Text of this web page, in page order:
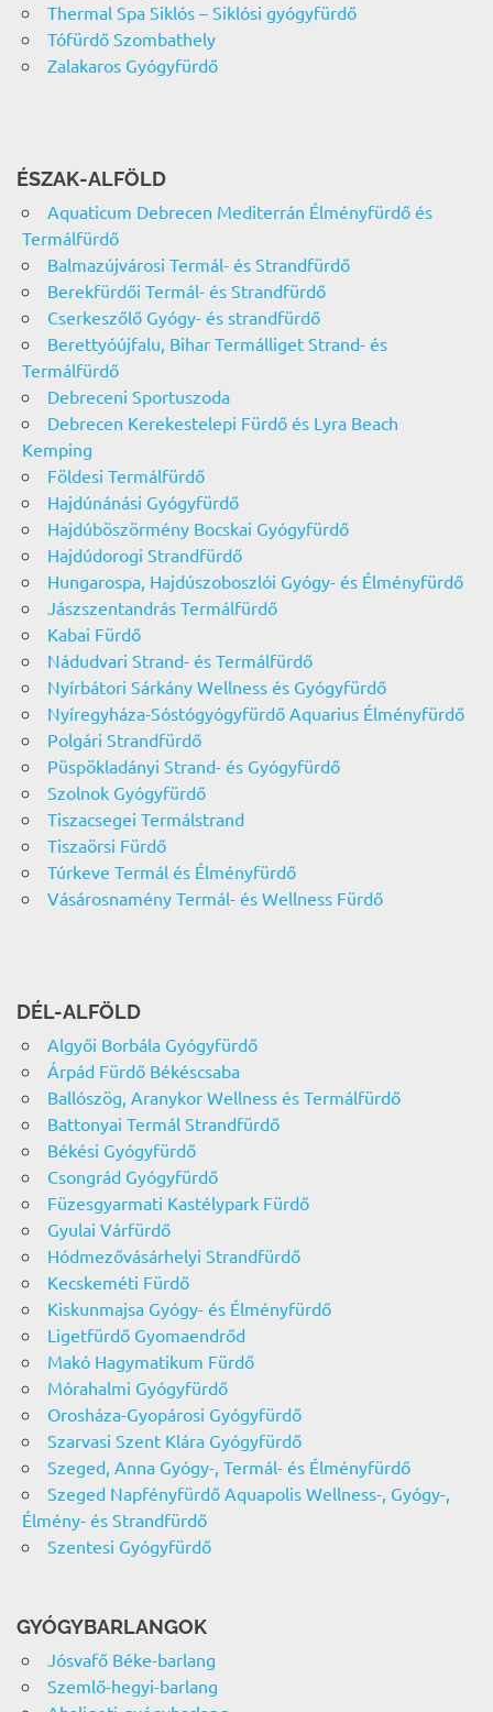
Thermal Spa Siklós – Siklósi gyógyfürdő
Tófürdő Szombathely
Zalakaros Gyógyfürdő
ÉSZAK-ALFÖLD
Aquaticum Debrecen Mediterrán Élményfürdő és
Termálfürdő
Balmazújvárosi Termál- és Strandfürdő
Berekfürdői Termál- és Strandfürdő
Cserkeszőlő Gyógy- és strandfürdő
Berettyóújfalu, Bihar Termálliget Strand- és
Termálfürdő
Debreceni Sportuszoda
Debrecen Kerekestelepi Fürdő és Lyra Beach
Kemping
Földesi Termálfürdő
Hajdúnánási Gyógyfürdő
Hajdúböszörmény Bocskai Gyógyfürdő
Hajdúdorogi Strandfürdő
Hungarospa, Hajdúszoboszlói Gyógy- és Élményfürdő
Jászszentandrás Termálfürdő
Kabai Fürdő
Nádudvari Strand- és Termálfürdő
Nyírbátori Sárkány Wellness és Gyógyfürdő
Nyíregyháza-Sóstógyógyfürdő Aquarius Élményfürdő
Polgári Strandfürdő
Püspökladányi Strand- és Gyógyfürdő
Szolnok Gyógyfürdő
Tiszacsegei Termálstrand
Tiszaörsi Fürdő
Túrkeve Termál és Élményfürdő
Vásárosnamény Termál- és Wellness Fürdő
DÉL-ALFÖLD
Algyői Borbála Gyógyfürdő
Árpád Fürdő Békéscsaba
Ballószög, Aranykor Wellness és Termálfürdő
Battonyai Termál Strandfürdő
Békési Gyógyfürdő
Csongrád Gyógyfürdő
Füzesgyarmati Kastélypark Fürdő
Gyulai Várfürdő
Hódmezővásárhelyi Strandfürdő
Kecskeméti Fürdő
Kiskunmajsa Gyógy- és Élményfürdő
Ligetfürdő Gyomaendrőd
Makó Hagymatikum Fürdő
Mórahalmi Gyógyfürdő
Orosháza-Gyopárosi Gyógyfürdő
Szarvasi Szent Klára Gyógyfürdő
Szeged, Anna Gyógy-, Termál- és Élményfürdő
Szeged Napfényfürdő Aquapolis Wellness-, Gyógy-,
Élmény- és Strandfürdő
Szentesi Gyógyfürdő
GYÓGYBARLANGOK
Jósvafő Béke-barlang
Szemlő-hegyi-barlang